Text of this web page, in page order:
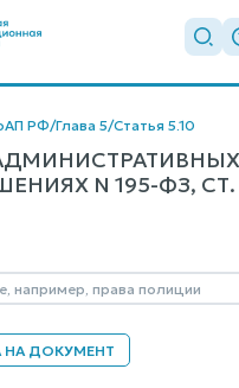
РФ/Глава 5/Статья 5.10
N 195-ФЗ, СТ.
НА ДОКУМЕНТ